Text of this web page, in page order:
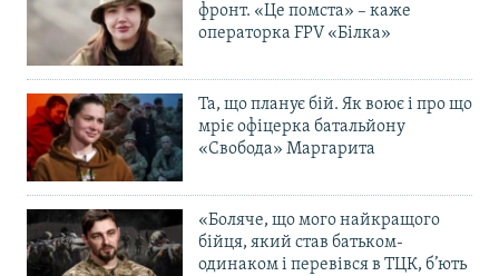
фронт. «Це помста» – каже
операторка FPV «Білка»
Та, що планує бій. Як воює і про що
мріє офіцерка батальйону
«Свобода» Маргарита
«Боляче, що мого найкращого
бійця, який став батьком-
одинаком і перевівся в ТЦК, б’ють